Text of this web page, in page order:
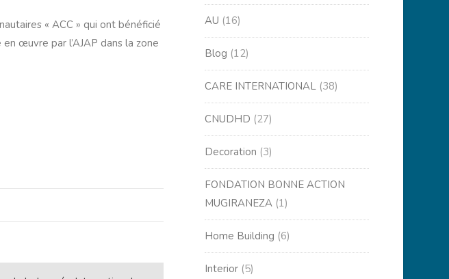
« ACC » qui ont bénéficié
œuvre par l’AJAP dans la zone
AU (16)
Blog (12)
CARE INTERNATIONAL (38)
CNUDHD (27)
Decoration (3)
FONDATION BONNE ACTION
MUGIRANEZA (1)
Home Building (6)
Interior (5)